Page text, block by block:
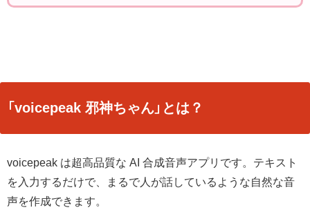
「voicepeak 邪神ちゃん」とは？
voicepeak は超高品質な AI 合成音声アプリです。テキスト
を入力するだけで、まるで人が話しているような自然な音
声を作成できます。